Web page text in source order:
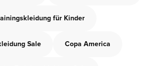
für Kinder
Sale Copa America